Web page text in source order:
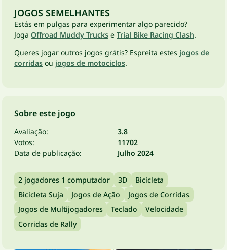
JOGOS SEMELHANTES
Estás em pulgas para experimentar algo parecido?
Joga Offroad Muddy Trucks e Trial Bike Racing Clash.
Queres jogar outros jogos grátis? Espreita estes jogos de
corridas ou jogos de motociclos.
Sobre este jogo
Avaliação:
3.8
Votos:
11702
Data de publicação:
Julho 2024
2 jogadores 1 computador 3D
Bicicleta
Bicicleta Suja
Jogos de Ação
Jogos de Corridas
Jogos de Multijogadores
Teclado
Velocidade
Corridas de Rally